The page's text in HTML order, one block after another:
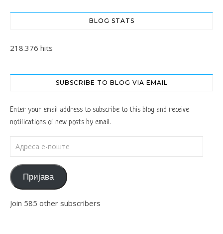
BLOG STATS
218.376 hits
SUBSCRIBE TO BLOG VIA EMAIL
Enter your email address to subscribe to this blog and receive
notifications of new posts by email.
Пријава
Join 585 other subscribers